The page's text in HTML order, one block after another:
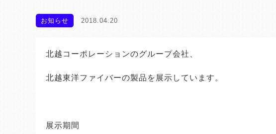
お知らせ 2018.04.20
北越コーポレーションのグループ会社、
北越東洋ファイバーの製品を展示しています。
展示期間